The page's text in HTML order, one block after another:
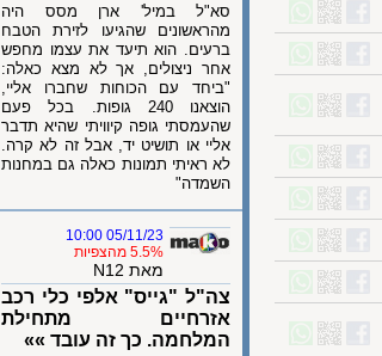
סא"ל במיל' ארן מסס היה
מהראשונים שהגיעו לזירת הטבח
ברעים. הוא תיעד את עצמו מחפש
אחר ניצולים, אך לא מצא כאלה:
"ביחד עם הכוחות שחברו אליי,
הוצאנו 240 גופות. בכל פעם
שהעמסתי גופה קיוויתי שהיא תדבר
אליי או תושיט יד, אבל זה לא קרה.
לא ראיתי תמונות כאלה גם במחנות
השמדה"
05/11/23 10:00
5.5% מהצפיות
מאת N12
צה"ל "גייס" אלפי כלי רכב
אזרחיים מתחילת
המלחמה. כך זה עובד »»